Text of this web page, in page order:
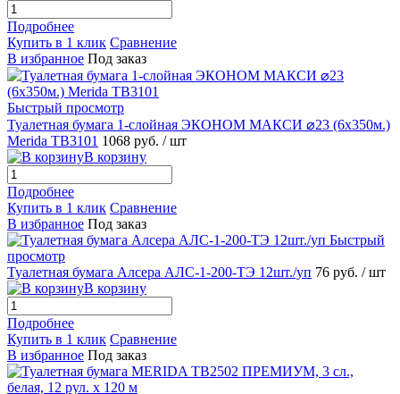
Подробнее
Купить в 1 клик Сравнение
В избранное Под заказ
Быстрый просмотр
Туалетная бумага 1-слойная ЭКОНОМ МАКСИ ⌀23 (6х350м.)
Merida TB3101 1068 руб. / шт
В корзину
Подробнее
Купить в 1 клик Сравнение
В избранное Под заказ
Быстрый
просмотр
Туалетная бумага Алсера АЛС-1-200-ТЭ 12шт./уп 76 руб. / шт
В корзину
Подробнее
Купить в 1 клик Сравнение
В избранное Под заказ